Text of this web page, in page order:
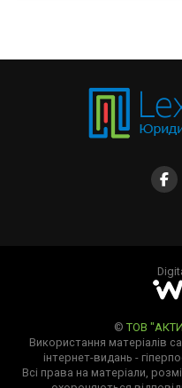
© ТОВ
Використання матеріалів
інтернет-видань -
Всі права на матеріали,